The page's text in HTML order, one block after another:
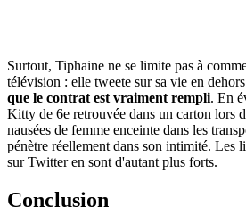
Surtout, Tiphaine ne se limite pas à
télévision : elle tweete sur sa vie en
que le contrat est vraiment rempli. En
Kitty de 6e retrouvée dans un carton lors
nausées de femme enceinte dans les
pénètre réellement dans son intimité. Les
sur Twitter en sont d'autant plus forts.
Conclusion